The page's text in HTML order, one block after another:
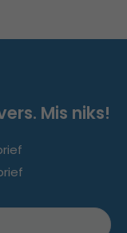
Mis niks!